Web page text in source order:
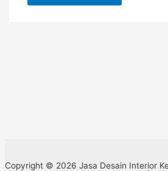
Copyright © 2026 Jasa Desain Interior